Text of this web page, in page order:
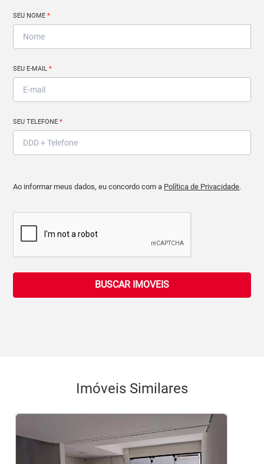
SEU NOME*
SEU E-MAIL*
SEU TELEFONE*
Ao informar meus dados, eu concordo com a Política de Privacidade.
BUSCAR IMOVEIS
Imóveis Similares